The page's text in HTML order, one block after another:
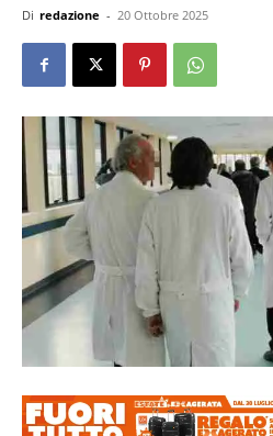
Di redazione - 20 Ottobre 2025